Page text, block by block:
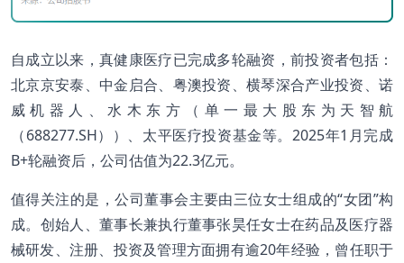
自成立以来，真健康医疗已完成多轮融资，前投资者包括：
北京京安泰、中金启合、粤澳投资、横琴深合产业投资、诺
威机器人、水木东方（单一最大股东为天智航
（688277.SH））、太平医疗投资基金等。2025年1月完成
B+轮融资后，公司估值为22.3亿元。
值得关注的是，公司董事会主要由三位女士组成的“女团”构
成。创始人、董事长兼执行董事张昊任女士在药品及医疗器
械研发、注册、投资及管理方面拥有逾20年经验，曾任职于